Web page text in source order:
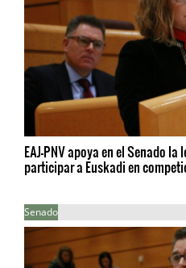
EAJ-PNV apoya en el Senado
participar a Euskadi en
Senado